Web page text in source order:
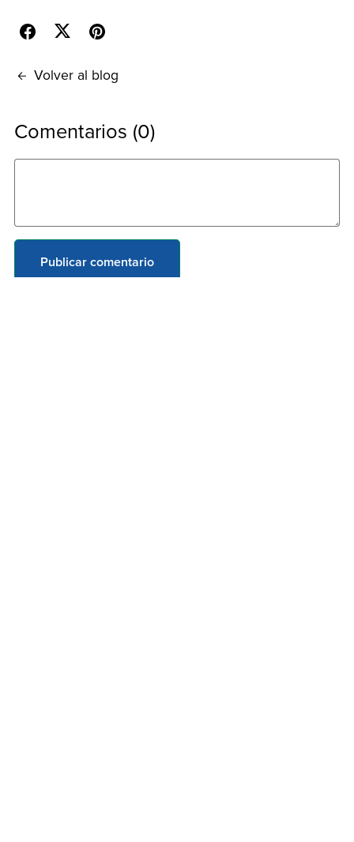
Volver al blog
Comentarios (0)
Publicar comentario